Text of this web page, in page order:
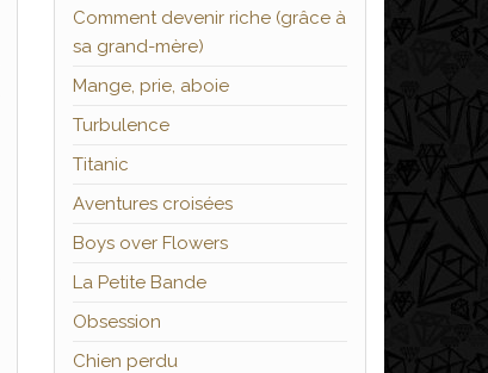
Comment devenir riche (grâce à
sa grand-mère)
Mange, prie, aboie
Turbulence
Titanic
Aventures croisées
Boys over Flowers
La Petite Bande
Obsession
Chien perdu